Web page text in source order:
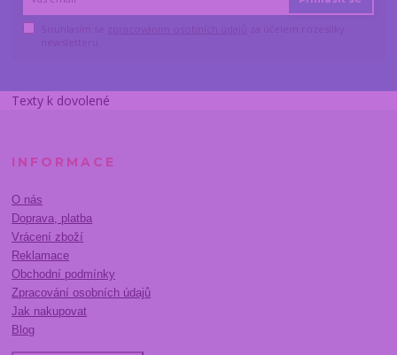
Texty k dovolené
INFORMACE
O nás
Doprava, platba
Vrácení zboží
Reklamace
Obchodní podmínky
Zpracování osobních údajů
Jak nakupovat
Blog